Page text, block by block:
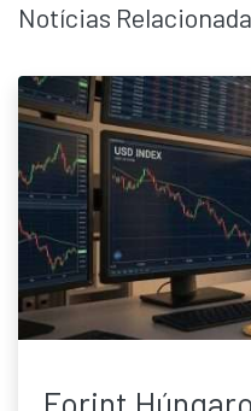
Notícias
Forint